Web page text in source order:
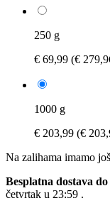
250 g
€ 69,99 (€
1000 g
€ 203,99 (€
Na zalihama imamo
Besplatna dostava
četvrtak u 23:59 .